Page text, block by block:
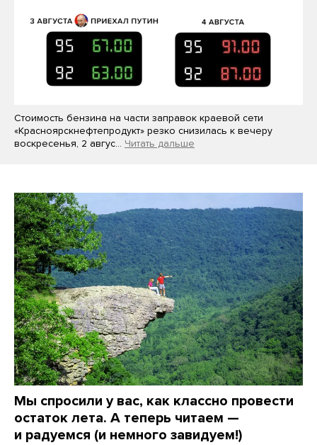
Стоимость бензина на части заправок краевой сети
«Красноярскнефтепродукт» резко снизилась к вечеру
воскресенья, 2 авгус… Читать дальше
Мы спросили у вас, как классно провести
остаток лета. А теперь читаем —
и радуемся (и немного завидуем!)